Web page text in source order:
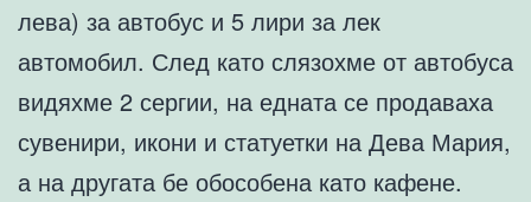
лева) за автобус и 5 лири за лек
автомобил. След като слязохме от автобуса
видяхме 2 сергии, на едната се продаваха
сувенири, икони и статуетки на Дева Мария,
а на другата бе обособена като кафене.